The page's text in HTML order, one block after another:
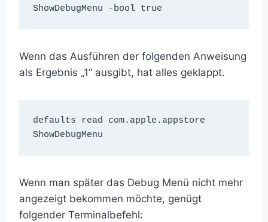
ShowDebugMenu -bool true
Wenn das Ausführen der folgenden Anweisung
als Ergebnis „1“ ausgibt, hat alles geklappt.
defaults read com.apple.appstore
ShowDebugMenu
Wenn man später das Debug Menü nicht mehr
angezeigt bekommen möchte, genügt
folgender Terminalbefehl: